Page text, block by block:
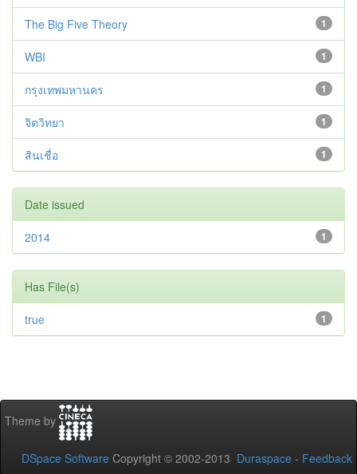
1
The Big Five Theory
1
WBI
1
กรุงเทพมหานคร
1
จิตวิทยา
1
สินเชื่อ
Date issued
1
2014
Has File(s)
1
true
Theme by
DSpace Software Copyright © 2002-2013 Duraspace - Feedback